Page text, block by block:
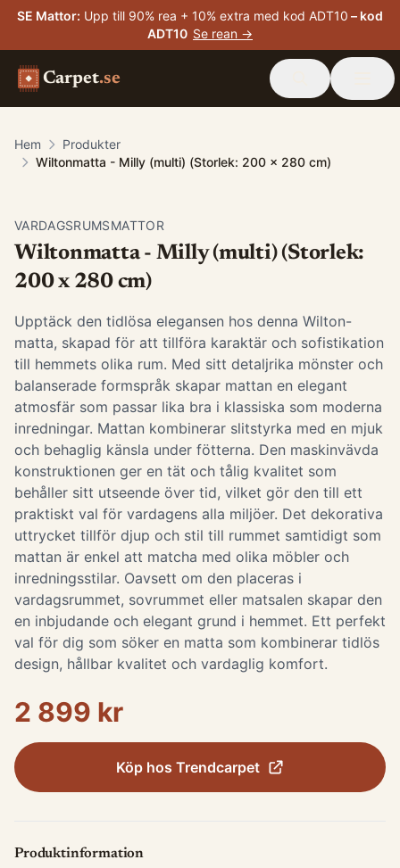
SE Mattor: Upp till 90% rea + 10% extra med kod ADT10 – kod
ADT10 Se rean →
Carpet.se
Hem
Produkter
Wiltonmatta - Milly (multi) (Storlek: 200 x 280 cm)
VARDAGSRUMSMATTOR
Wiltonmatta - Milly (multi) (Storlek:
200 x 280 cm)
Upptäck den tidlösa elegansen hos denna Wilton-
matta, skapad för att tillföra karaktär och sofistikation
till hemmets olika rum. Med sitt detaljrika mönster och
balanserade formspråk skapar mattan en elegant
atmosfär som passar lika bra i klassiska som moderna
inredningar. Mattan kombinerar slitstyrka med en mjuk
och behaglig känsla under fötterna. Den maskinvävda
konstruktionen ger en tät och tålig kvalitet som
behåller sitt utseende över tid, vilket gör den till ett
praktiskt val för vardagens alla miljöer. Det dekorativa
uttrycket tillför djup och stil till rummet samtidigt som
mattan är enkel att matcha med olika möbler och
inredningsstilar. Oavsett om den placeras i
vardagsrummet, sovrummet eller matsalen skapar den
en inbjudande och elegant grund i hemmet. Ett perfekt
val för dig som söker en matta som kombinerar tidlös
design, hållbar kvalitet och vardaglig komfort.
2 899 kr
Köp hos Trendcarpet
Produktinformation